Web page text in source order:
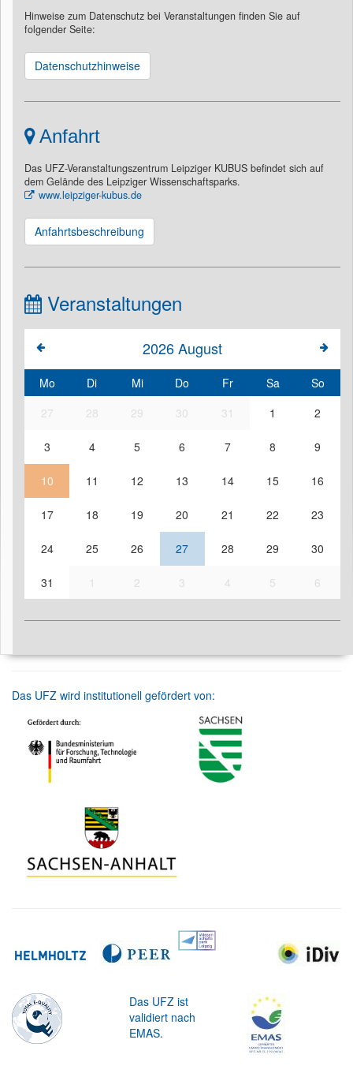
Hinweise zum Datenschutz bei Veranstaltungen finden Sie auf
folgender Seite:
Datenschutzhinweise
Anfahrt
Das UFZ-Veranstaltungszentrum Leipziger KUBUS befindet sich auf
dem Gelände des Leipziger Wissenschaftsparks.
www.leipziger-kubus.de
Anfahrtsbeschreibung
Veranstaltungen
2026August
Mo Di Mi Do Fr Sa
So
27
28 29 30 31 1 2
3 4 5 6 7 8 9
10 11 12 13 14 15 16
17 18 19 20 21 22 23
24 25 26 27 28 29 30
31 1 2 3 4 5 6
Das UFZ wird institutionell gefördert von:
Das UFZ ist
validiert nach
EMAS.